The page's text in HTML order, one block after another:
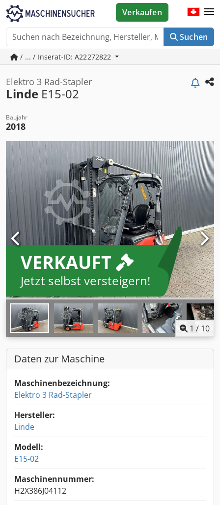
Suchen
Verkaufen
/ ... / Inserat-ID: A22272822
Elektro 3 Rad-Stapler
Linde E15-02
Baujahr
2018
VERKAUFT
Jetzt selbst versteigern!
1 / 10
Daten zur Maschine
Maschinenbezeichnung:
Elektro 3 Rad-Stapler
Hersteller:
Linde
Modell:
E15-02
Maschinennummer:
H2X386J04112